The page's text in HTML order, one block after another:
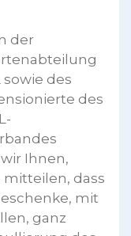
der
sowie des
des
Ihnen,
dass
mit
ganz